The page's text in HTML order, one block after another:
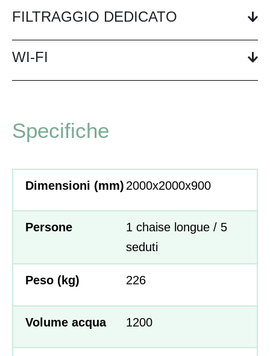
FILTRAGGIO DEDICATO
WI-FI
Specifiche
Dimensioni (mm) 2000x2000x900
Persone
1 chaise longue / 5
seduti
Peso (kg) 226
Volume acqua 1200